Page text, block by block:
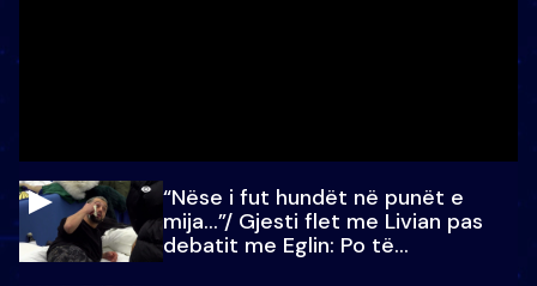
“Nëse i fut hundët në punët e
mija…”/ Gjesti flet me Livian pas
debatit me Eglin: Po të